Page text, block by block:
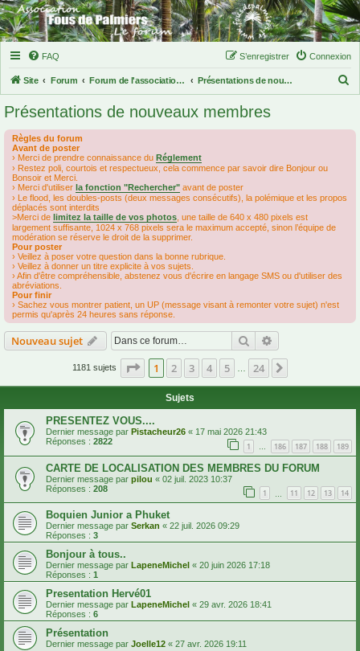
FAQ Connexion
S’enregistrer
Site Forum Forum de l'association des fous de palmiers Présentations de nouveaux membres
Présentations de nouveaux membres
Règles du forum
Avant de poster
› Merci de prendre connaissance du Réglement
› Restez poli, courtois et respectueux, cela commence par savoir dire Bonjour ou
Bonsoir et Merci.
› Merci d'utiliser la fonction "Rechercher" avant de poster
› Le flood, les doubles-posts (deux messages consécutifs), la polémique et les propos
déplacés sont interdits
>Merci de limitez la taille de vos photos , une taille de 640 x 480 pixels est
largement suffisante, 1024 x 768 pixels sera le maximum accepté, sinon l’équipe de
modération se réserve le droit de la supprimer.
Pour poster
› Veillez à poser votre question dans la bonne rubrique.
› Veillez à donner un titre explicite à vos sujets.
› Afin d'être compréhensible, abstenez vous d'écrire en langage SMS ou d'utiliser des
abréviations.
Pour finir
› Sachez vous montrer patient, un UP (message visant à remonter votre sujet) n'est
permis qu'après 24 heures sans réponse.
Nouveau sujet Rechercher
1181 sujets Page 1sur24
1 2 3 4 5 24
Sujets
PRESENTEZ VOUS....
Dernier message par Pistacheur26 « 17 mai 2026 21:43
Réponses : 2822 1 … 186 187 188 189
CARTE DE LOCALISATION DES MEMBRES DU FORUM
Dernier message par pilou « 02 juil. 2023 10:37
Réponses : 208 1 11 12 13 14
Boquien Junior a Phuket
Dernier message par Serkan « 22 juil. 2026 09:29
Réponses : 3
Bonjour à tous..
Dernier message par LapeneMichel « 20 juin 2026 17:18
Réponses : 1
Presentation Hervé01
Dernier message par LapeneMichel « 29 avr. 2026 18:41
Réponses : 6
Présentation
Dernier message par Joelle12 « 27 avr. 2026 19:11